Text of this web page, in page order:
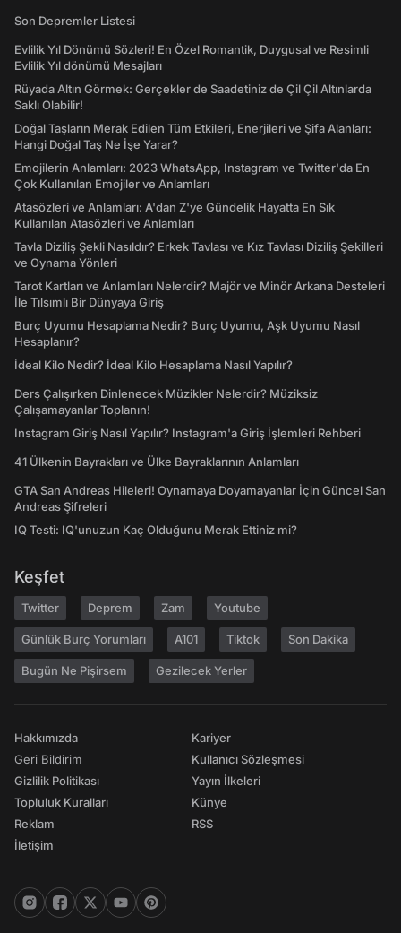
Son Depremler Listesi
Evlilik Yıl Dönümü Sözleri! En Özel Romantik, Duygusal ve Resimli
Evlilik Yıl dönümü Mesajları
Rüyada Altın Görmek: Gerçekler de Saadetiniz de Çil Çil Altınlarda
Saklı Olabilir!
Doğal Taşların Merak Edilen Tüm Etkileri, Enerjileri ve Şifa Alanları:
Hangi Doğal Taş Ne İşe Yarar?
Emojilerin Anlamları: 2023 WhatsApp, Instagram ve Twitter'da En
Çok Kullanılan Emojiler ve Anlamları
Atasözleri ve Anlamları: A'dan Z'ye Gündelik Hayatta En Sık
Kullanılan Atasözleri ve Anlamları
Tavla Diziliş Şekli Nasıldır? Erkek Tavlası ve Kız Tavlası Diziliş Şekilleri
ve Oynama Yönleri
Tarot Kartları ve Anlamları Nelerdir? Majör ve Minör Arkana Desteleri
İle Tılsımlı Bir Dünyaya Giriş
Burç Uyumu Hesaplama Nedir? Burç Uyumu, Aşk Uyumu Nasıl
Hesaplanır?
İdeal Kilo Nedir? İdeal Kilo Hesaplama Nasıl Yapılır?
Ders Çalışırken Dinlenecek Müzikler Nelerdir? Müziksiz
Çalışamayanlar Toplanın!
Instagram Giriş Nasıl Yapılır? Instagram'a Giriş İşlemleri Rehberi
41 Ülkenin Bayrakları ve Ülke Bayraklarının Anlamları
GTA San Andreas Hileleri! Oynamaya Doyamayanlar İçin Güncel San
Andreas Şifreleri
IQ Testi: IQ'unuzun Kaç Olduğunu Merak Ettiniz mi?
Keşfet
Twitter Deprem Zam Youtube
Günlük Burç Yorumları A101 Tiktok Son Dakika
Bugün Ne Pişirsem Gezilecek Yerler
Hakkımızda
Geri Bildirim
Gizlilik Politikası
Topluluk Kuralları
Reklam
İletişim
Kariyer
Kullanıcı Sözleşmesi
Yayın İlkeleri
Künye
RSS